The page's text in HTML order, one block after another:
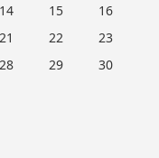
14 15
16
21 22
23
28 29
30